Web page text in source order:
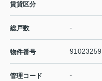
賃貸区分
総戸数 -
物件番号 91023259
管理コード -